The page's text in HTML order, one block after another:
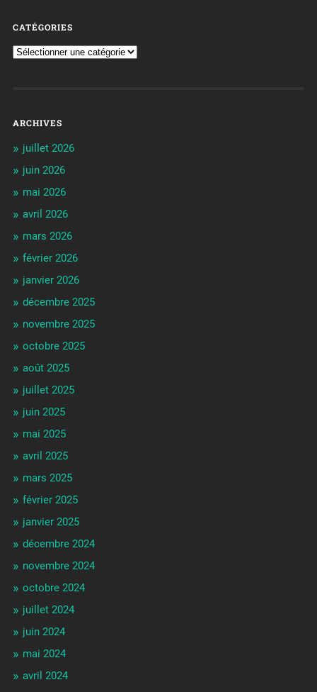
CATÉGORIES
ARCHIVES
juillet 2026
juin 2026
mai 2026
avril 2026
mars 2026
février 2026
janvier 2026
décembre 2025
novembre 2025
octobre 2025
août 2025
juillet 2025
juin 2025
mai 2025
avril 2025
mars 2025
février 2025
janvier 2025
décembre 2024
novembre 2024
octobre 2024
juillet 2024
juin 2024
mai 2024
avril 2024